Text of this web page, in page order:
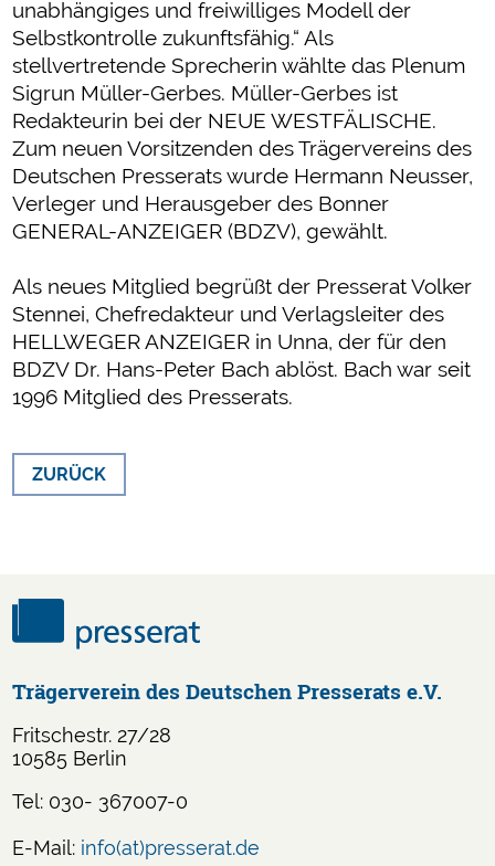
unabhängiges und freiwilliges Modell der
Selbstkontrolle zukunftsfähig.“ Als
stellvertretende Sprecherin wählte das Plenum
Sigrun Müller-Gerbes. Müller-Gerbes ist
Redakteurin bei der NEUE WESTFÄLISCHE.
Zum neuen Vorsitzenden des Trägervereins des
Deutschen Presserats wurde Hermann Neusser,
Verleger und Herausgeber des Bonner
GENERAL-ANZEIGER (BDZV), gewählt.
Als neues Mitglied begrüßt der Presserat Volker
Stennei, Chefredakteur und Verlagsleiter des
HELLWEGER ANZEIGER in Unna, der für den
BDZV Dr. Hans-Peter Bach ablöst. Bach war seit
1996 Mitglied des Presserats.
ZURÜCK
Trägerverein des Deutschen Presserats e.V.
Fritschestr. 27/28
10585 Berlin
Tel: 030- 367007-0
E-Mail: info(at)presserat.de